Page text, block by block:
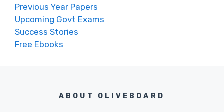
Previous Year Papers
Upcoming Govt Exams
Success Stories
Free Ebooks
ABOUT OLIVEBOARD